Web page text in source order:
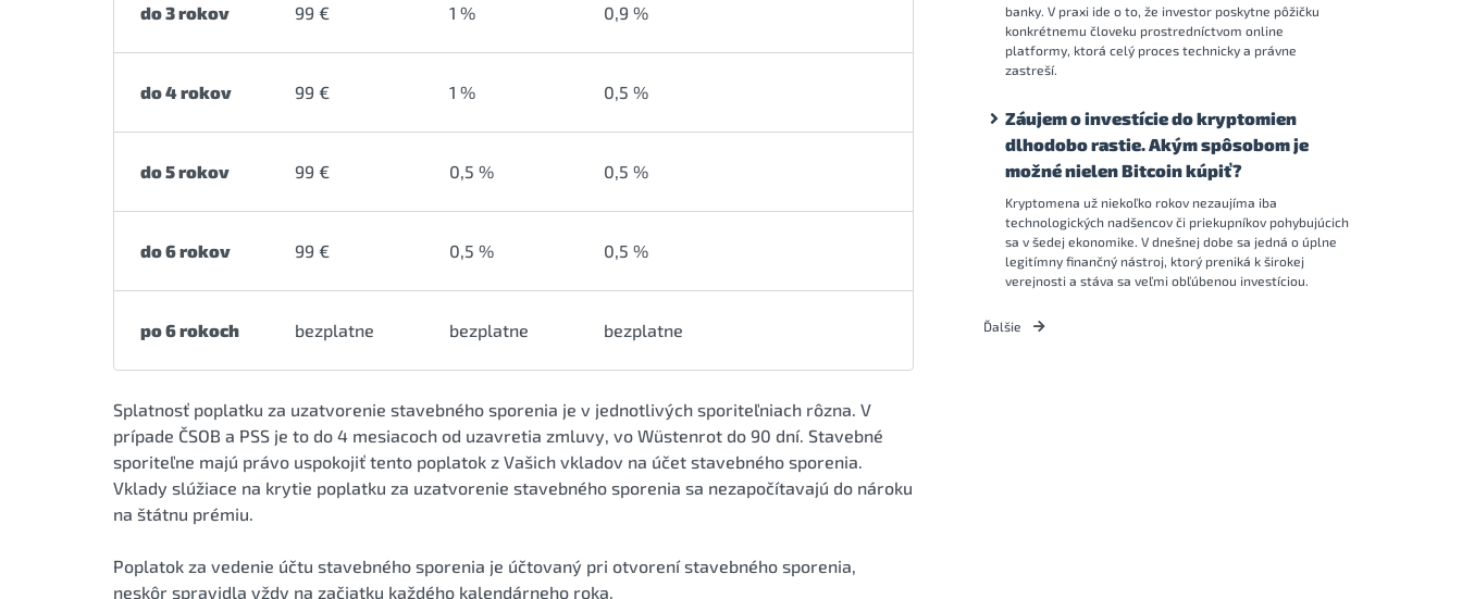
do 3 rokov 99 € 1 % 0,9 %
do 4 rokov 99 € 1 % 0,5 %
do 5 rokov 99 € 0,5 % 0,5 %
do 6 rokov 99 € 0,5 % 0,5 %
po 6 rokoch bezplatne bezplatne bezplatne
Splatnosť poplatku za uzatvorenie stavebného sporenia je v jednotlivých sporiteľniach rôzna. V
prípade ČSOB a PSS je to do 4 mesiacoch od uzavretia zmluvy, vo Wüstenrot do 90 dní. Stavebné
sporiteľne majú právo uspokojiť tento poplatok z Vašich vkladov na účet stavebného sporenia.
Vklady slúžiace na krytie poplatku za uzatvorenie stavebného sporenia sa nezapočítavajú do nároku
na štátnu prémiu.
Poplatok za vedenie účtu stavebného sporenia je účtovaný pri otvorení stavebného sporenia,
neskôr spravidla vždy na začiatku každého kalendárneho roka.
banky. V praxi ide o to, že investor poskytne pôžičku
konkrétnemu človeku prostredníctvom online
platformy, ktorá celý proces technicky a právne
zastreší.
Záujem o investície do kryptomien
dlhodobo rastie. Akým spôsobom je
možné nielen Bitcoin kúpiť?
Kryptomena už niekoľko rokov nezaujíma iba
technologických nadšencov či priekupníkov pohybujúcich
sa v šedej ekonomike. V dnešnej dobe sa jedná o úplne
legitímny finančný nástroj, ktorý preniká k širokej
verejnosti a stáva sa veľmi obľúbenou investíciou.
Ďalšie